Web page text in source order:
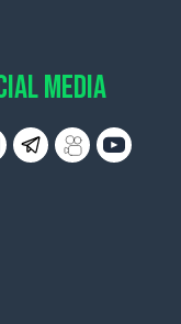
MEDIA